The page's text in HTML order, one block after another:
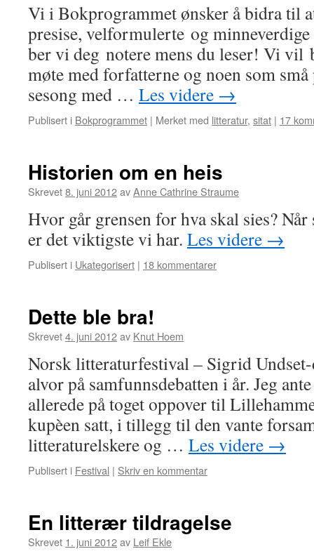
Vi i Bokprogrammet ønsker å bidra til
presise, velformulerte og
ber vi deg notere mens du leser! Vi vil
møte med forfatterne og noen som
sesong med … Les videre →
Publisert i Bokprogrammet | Merket med litteratur, sitat | 17
Historien om en heis
Skrevet8. juni 2012avAnne Cathrine Straume
Hvor går grensen for hva skal sies?
er det viktigste vi har. Les videre →
Publisert i Ukategorisert | 18 kommentarer
Dette ble bra!
Skrevet4. juni 2012av Knut Hoem
Norsk litteraturfestival – Sigrid Undset-
alvor på samfunnsdebatten i år. Jeg
allerede på toget oppover til
kupèen satt, i tillegg til den vante
litteraturelskere og … Les videre →
Publisert i Festival | Skriv en kommentar
En litterær tildragelse
Skrevet 1. juni 2012av Leif Ekle